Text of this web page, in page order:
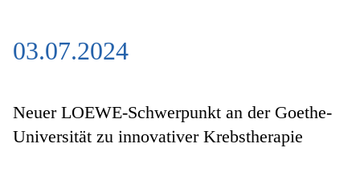
Das Technologieland
Innovationsfelder
03.07.2024
Neuer LOEWE-Schwerpunkt an der Goethe-
Universität zu innovativer Krebstherapie